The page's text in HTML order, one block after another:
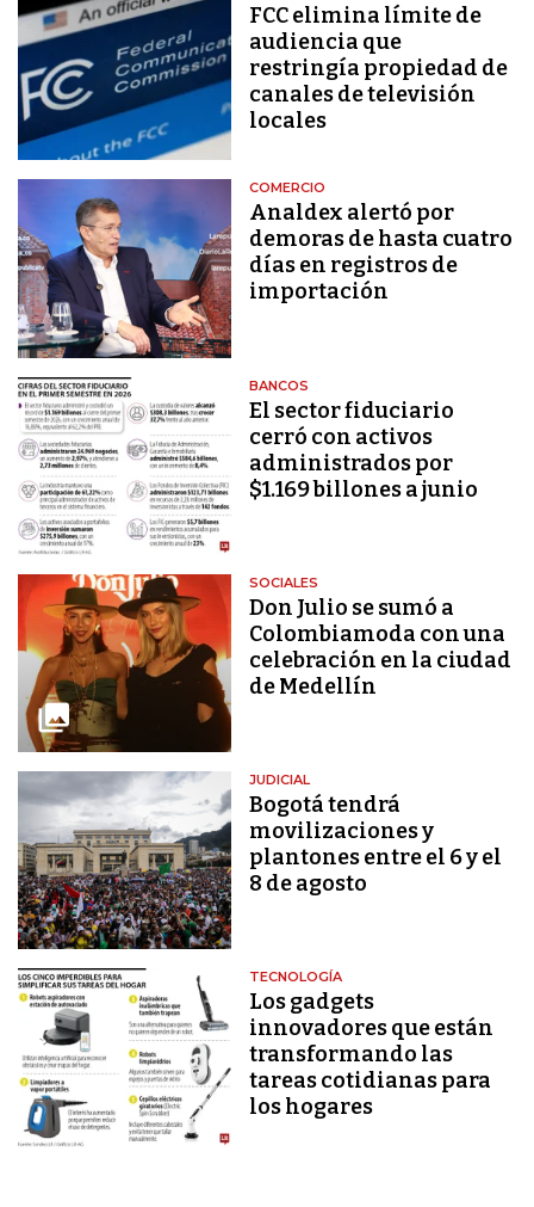
FCC elimina límite de
audiencia que
restringía propiedad de
canales de televisión
locales
COMERCIO
Analdex alertó por
demoras de hasta cuatro
días en registros de
importación
BANCOS
El sector fiduciario
cerró con activos
administrados por
$1.169 billones a junio
SOCIALES
Don Julio se sumó a
Colombiamoda con una
celebración en la ciudad
de Medellín
JUDICIAL
Bogotá tendrá
movilizaciones y
plantones entre el 6 y el
8 de agosto
TECNOLOGÍA
Los gadgets
innovadores que están
transformando las
tareas cotidianas para
los hogares